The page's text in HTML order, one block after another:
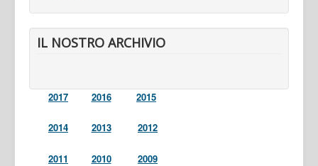
IL NOSTRO ARCHIVIO
2017 2016 2015
2014 2013 2012
2011 2010 2009